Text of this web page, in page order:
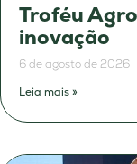
Troféu
inovação
6 de agosto de 2026
Leia mais »